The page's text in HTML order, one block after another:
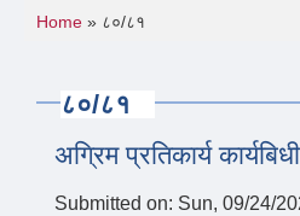
You are here
Home » ८०/८१
८०/८१
अग्रिम प्रतिकार्य
Submitted on: Sun, 09/24/